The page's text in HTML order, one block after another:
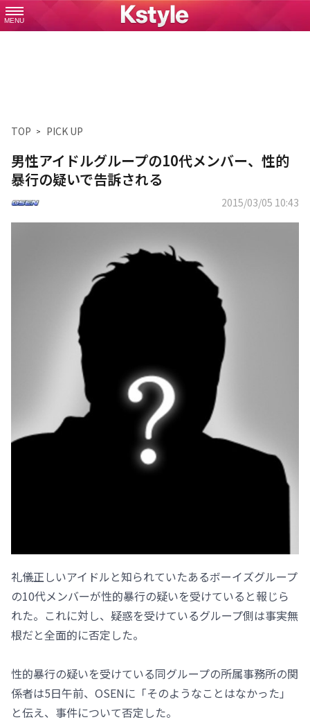
MENU
TOP PICK UP
男性アイドルグループの10代メンバー、性的
暴行の疑いで告訴される
2015/03/05 10:43
礼儀正しいアイドルと知られていたあるボーイズグループ
の10代メンバーが性的暴行の疑いを受けていると報じら
れた。これに対し、疑惑を受けているグループ側は事実無
根だと全面的に否定した。
性的暴行の疑いを受けている同グループの所属事務所の関
係者は5日午前、OSENに「そのようなことはなかった」
と伝え、事件について否定した。